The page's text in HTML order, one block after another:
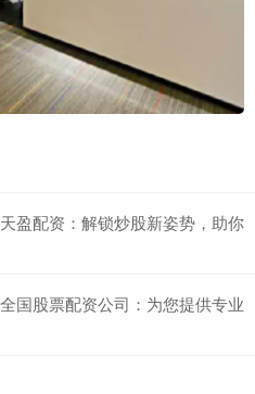
盈配资：解锁炒股新姿势，助你
国股票配资公司：为您提供专业